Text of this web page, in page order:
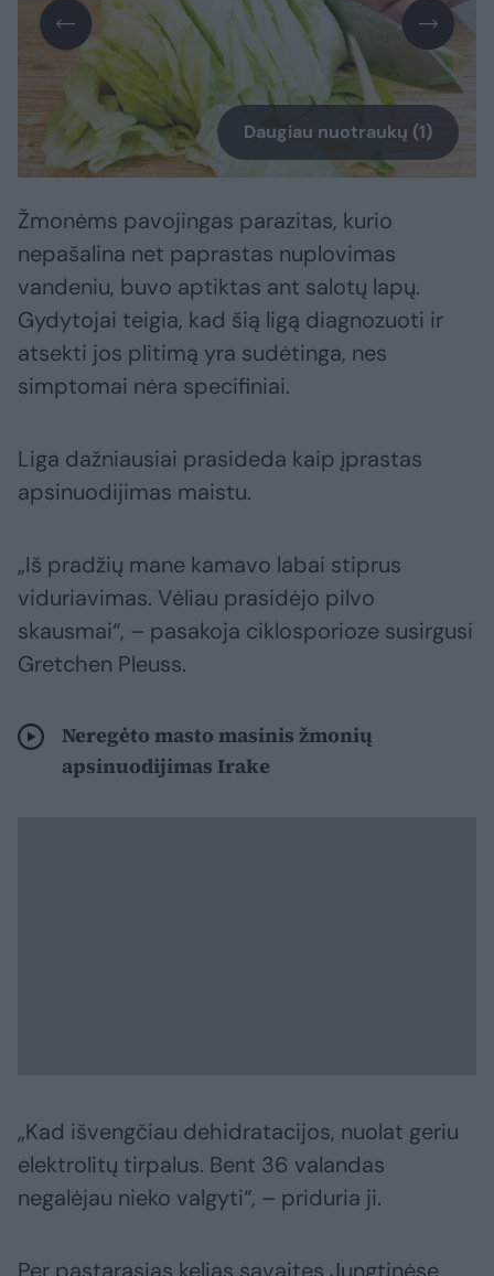
Daugiau nuotraukų (1)
Žmonėms pavojingas parazitas, kurio
nepašalina net paprastas nuplovimas
vandeniu, buvo aptiktas ant salotų lapų.
Gydytojai teigia, kad šią ligą diagnozuoti ir
atsekti jos plitimą yra sudėtinga, nes
simptomai nėra specifiniai.
Liga dažniausiai prasideda kaip įprastas
apsinuodijimas maistu.
„Iš pradžių mane kamavo labai stiprus
viduriavimas. Vėliau prasidėjo pilvo
skausmai“, – pasakoja ciklosporioze susirgusi
Gretchen Pleuss.
Neregėto masto masinis žmonių
apsinuodijimas Irake
„Kad išvengčiau dehidratacijos, nuolat geriu
elektrolitų tirpalus. Bent 36 valandas
negalėjau nieko valgyti“, – priduria ji.